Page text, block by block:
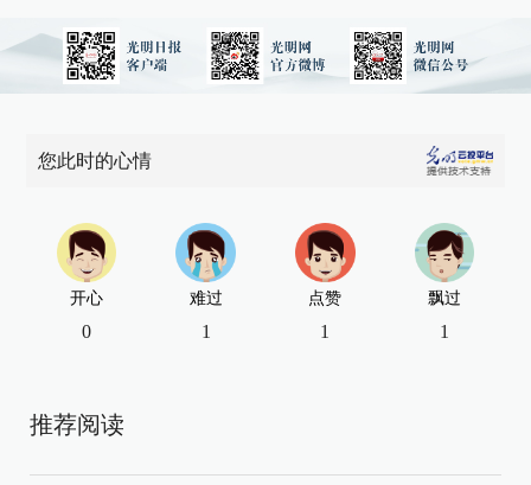
您此时的心情
开心
0
难过
1
点赞
1
飘过
1
推荐阅读